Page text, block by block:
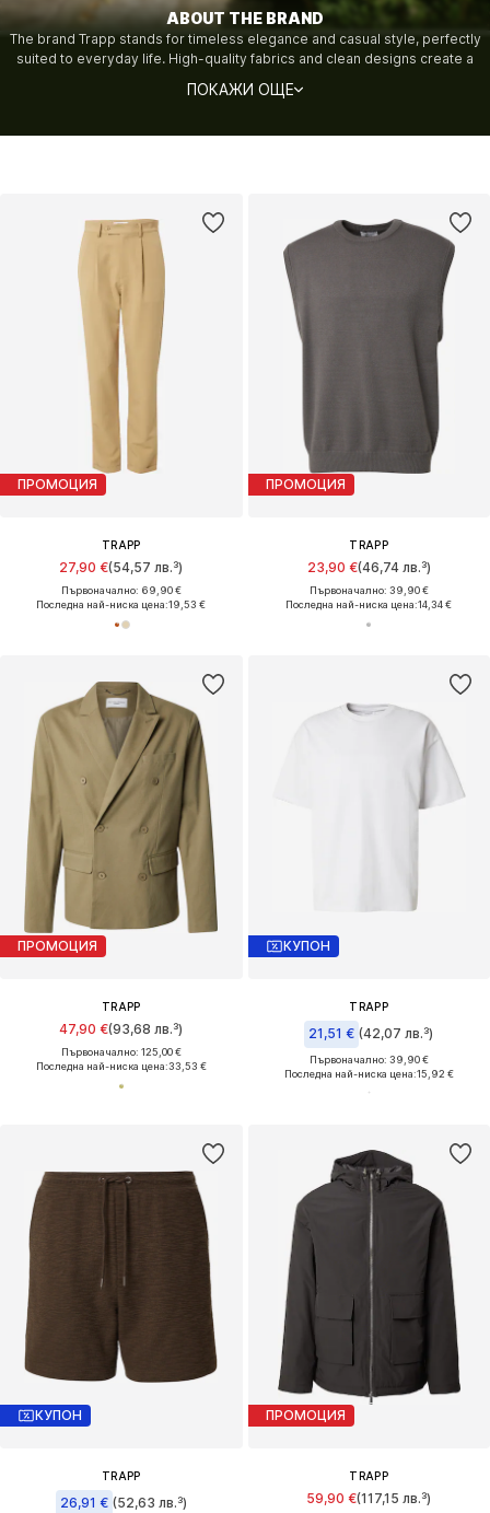
ПРОМОЦИЯ
TRAPP
27,90 €(54,57 лв.³)
Първоначално: 69,90 €
Последна най-ниска цена:19,53 €
ПРОМОЦИЯ
TRAPP
23,90 €(46,74 лв.³)
Първоначално: 39,90 €
Последна най-ниска цена:14,34 €
ABOUT THE BRAND
The brand Trapp stands for timeless elegance and casual style, perfectly
suited to everyday life. High-quality fabrics and clean designs create a
aesthetic, the brand offers versatile essentials for every occasion.
ПОКАЖИ ОЩЕ
ПРОМОЦИЯ
TRAPP
47,90 €(93,68 лв.³)
Първоначално: 125,00 €
Последна най-ниска цена:33,53 €
КУПОН
TRAPP
21,51 € (42,07 лв.³)
Първоначално: 39,90 €
Последна най-ниска цена:15,92 €
КУПОН
TRAPP
26,91 € (52,63 лв.³)
ПРОМОЦИЯ
TRAPP
59,90 €(117,15 лв.³)